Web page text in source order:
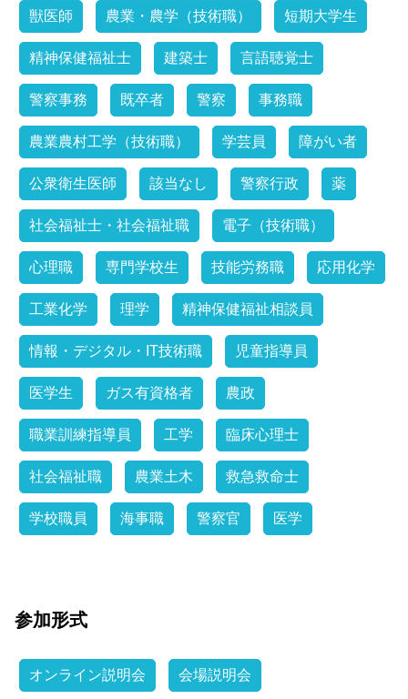
獣医師 農業・農学（技術職） 短期大学生
精神保健福祉士 建築士 言語聴覚士
警察事務 既卒者 警察 事務職
農業農村工学（技術職） 学芸員 障がい者
公衆衛生医師 該当なし 警察行政 薬
社会福祉士・社会福祉職 電子（技術職）
心理職 専門学校生 技能労務職 応用化学
工業化学 理学 精神保健福祉相談員
情報・デジタル・IT技術職 児童指導員
医学生 ガス有資格者 農政
職業訓練指導員 工学 臨床心理士
社会福祉職 農業土木 救急救命士
学校職員 海事職 警察官 医学
参加形式
オンライン説明会 会場説明会